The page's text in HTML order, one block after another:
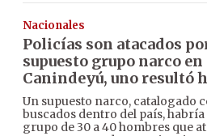
Nacionales
Policías son atacados
supuesto grupo narco en
Canindeyú, uno resultó
Un supuesto narco, catalogado
buscados dentro del país,
grupo de 30 a 40 hombres que